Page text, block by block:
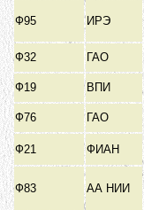
Ф95 ИРЭ
Ф32
ГАО
Ф19
ВПИ
Ф76
ГАО
Ф21
ФИАН
Ф83 АА НИИ